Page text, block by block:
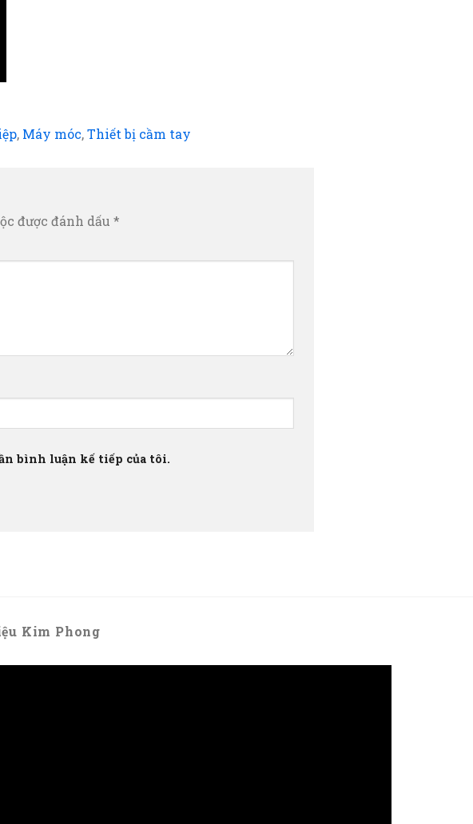
, Máy móc,Thiết bị cầm tay
được đánh dấu *
bình luận kế tiếp của tôi.
Kim Phong